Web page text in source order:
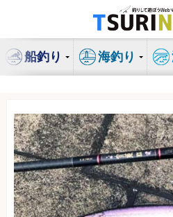
ン
船釣り 海釣り